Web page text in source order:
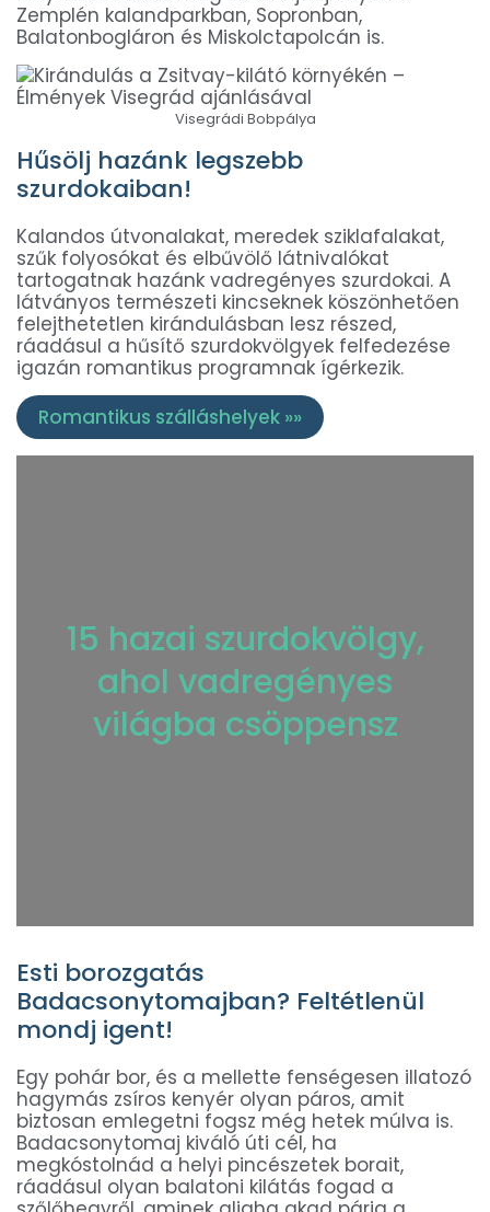
Zemplén kalandparkban, Sopronban,
Balatonbogláron és Miskolctapolcán is.
Visegrádi Bobpálya
Hűsölj hazánk legszebb
szurdokaiban!
Kalandos útvonalakat, meredek sziklafalakat,
szűk folyosókat és elbűvölő látnivalókat
tartogatnak hazánk vadregényes szurdokai. A
látványos természeti kincseknek köszönhetően
felejthetetlen kirándulásban lesz részed,
ráadásul a hűsítő szurdokvölgyek felfedezése
igazán romantikus programnak ígérkezik.
Romantikus szálláshelyek »»
15 hazai szurdokvölgy,
ahol vadregényes
világba csöppensz
Esti borozgatás
Badacsonytomajban? Feltétlenül
mondj igent!
Egy pohár bor, és a mellette fenségesen illatozó
hagymás zsíros kenyér olyan páros, amit
biztosan emlegetni fogsz még hetek múlva is.
Badacsonytomaj kiváló úti cél, ha
megkóstolnád a helyi pincészetek borait,
ráadásul olyan balatoni kilátás fogad a